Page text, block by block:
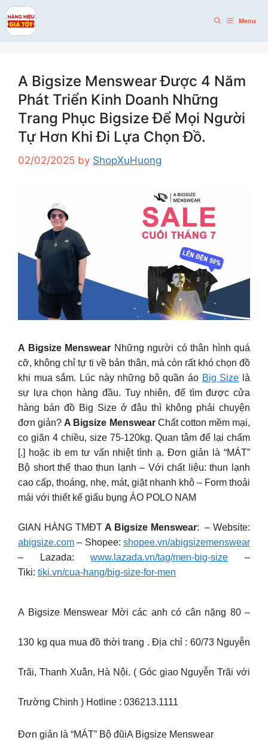
Skip
to
content
Menu
A Bigsize Menswear Được 4 Năm
Phát Triển Kinh Doanh Những
Trang Phục Bigsize Để Mọi Người
Tự Hơn Khi Đi Lựa Chọn Đồ.
02/02/2025 by ShopXuHuong
A Bigsize Menswear Những người có thân hình quá
cỡ, không chỉ tự ti về bản thân, mà còn rất khó chọn đồ
khi mua sắm. Lúc này những bộ quần áo Big Size là
sự lựa chọn hàng đầu. Tuy nhiên, để tìm được cửa
hàng bán đồ Big Size ở đâu thì không phải chuyện
đơn giản? A Bigsize MenswearChất cotton mềm mại,
co giãn 4 chiều, size 75-120kg. Quan tâm để lại chấm
[.] hoặc ib em tư vấn nhiệt tình ạ. Đơn giản là “MÁT”
Bộ short thể thao thun lạnh – Với chất liệu: thun lạnh
cao cấp, thoáng, nhẹ, mát, giặt nhanh khô – Form thoải
mái với thiết kế giấu bụng ÁO POLO NAM
GIAN HÀNG TMĐT A Bigsize Menswear: – Website:
abigsize.com – Shopee: shopee.vn/abigsizemenswear
– Lazada:www.lazada.vn/tag/men-big-size –
Tiki: tiki.vn/cua-hang/big-size-for-men
A Bigsize Menswear Mời các anh có cân nặng 80 –
130 kg qua mua đồ thời trang . Địa chỉ : 60/73 Nguyễn
Trãi, Thanh Xuân, Hà Nội. ( Góc giao Nguyễn Trãi với
Trường Chinh ) Hotline : 036213.1111
Đơn giản là “MÁT” Bộ đũiA Bigsize Menswear